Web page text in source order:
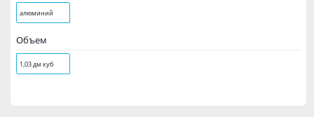
алюминий
Объем
1,03 дм куб